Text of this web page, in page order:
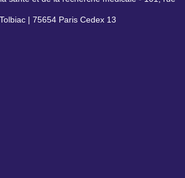
| 75654 Paris Cedex 13